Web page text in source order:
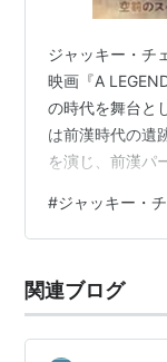
ジャッキー・チ
映画『A
の時代を舞台と
は前漢時代の遺
を演じ、前漢パ
ー・チェンは若
ノロジーを駆使
ッキー・チェン
いるのが面白い
#ジャッキー・
関連ブログ